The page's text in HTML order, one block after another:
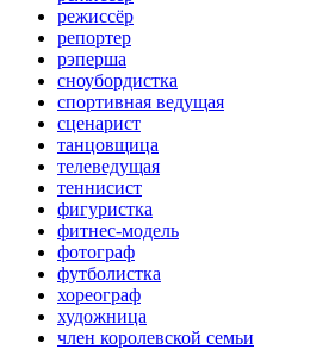
режиссёр
репортер
рэперша
сноубордистка
спортивная ведущая
сценарист
танцовщица
телеведущая
теннисист
фигуристка
фитнес-модель
фотограф
футболистка
хореограф
художница
член королевской семьи